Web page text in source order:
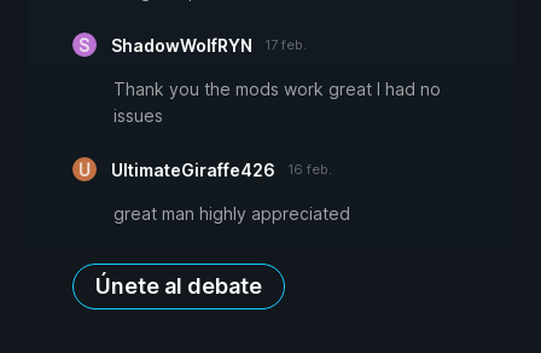
ShadowWolfRYN 17 feb.
Thank you the mods work great I had no
issues
UltimateGiraffe426 16 feb.
great man highly appreciated
Únete al debate